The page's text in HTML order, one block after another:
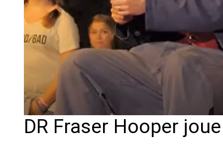
DR Fraser Hooper